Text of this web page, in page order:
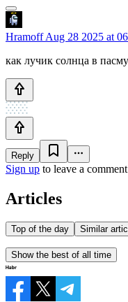
HramoffAug 28 2025 at
как лучик солнца в
Reply
Sign up to leave a
Articles
Top of the day Similar
Show the best of all time